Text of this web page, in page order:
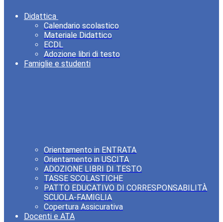
Didattica
Calendario scolastico
Materiale Didattico
ECDL
Adozione libri di testo
Famiglie e studenti
Orientamento in ENTRATA
Orientamento in USCITA
ADOZIONE LIBRI DI TESTO
TASSE SCOLASTICHE
PATTO EDUCATIVO DI CORRESPONSABILITÀ
SCUOLA-FAMIGLIA
Copertura Assicurativa
Docenti e ATA